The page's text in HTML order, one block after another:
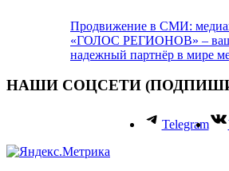
Продвижение в СМИ:
«ГОЛОС РЕГИОНОВ» –
надежный партнёр в мире
НАШИ СОЦСЕТИ
Telegram